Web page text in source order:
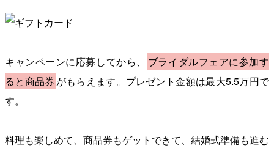
キャンペーンに応募してから、
ブライダルフェアに参加す
ると商品券 がもらえます。プレゼント金額は最大5.5万円で
す。
料理も楽しめて、商品券もゲットできて、結婚式準備も進む